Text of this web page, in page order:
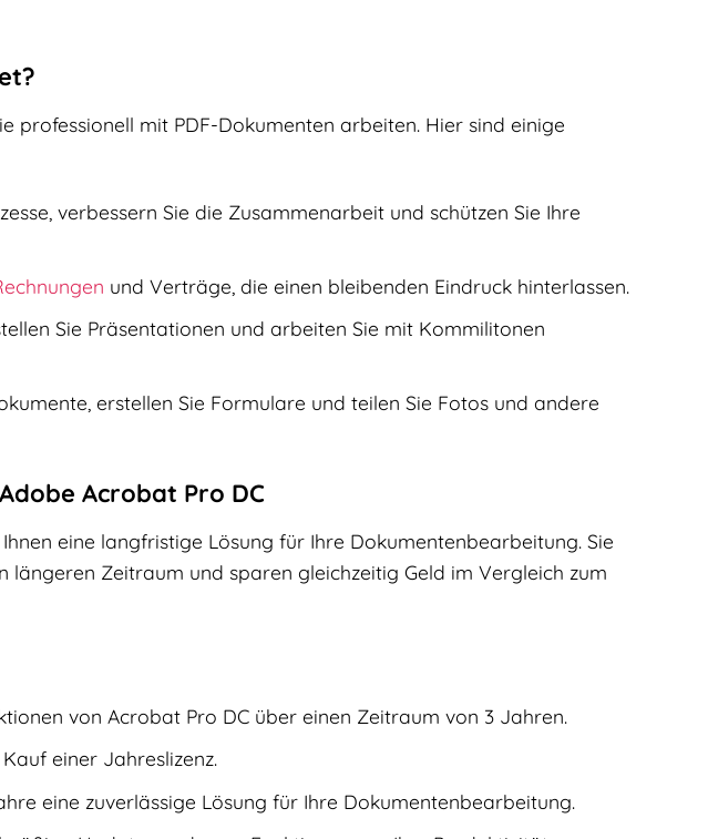
professionell mit PDF-Dokumenten arbeiten. Hier sind einige
verbessern Sie die Zusammenarbeit und schützen Sie Ihre
und Verträge, die einen bleibenden Eindruck hinterlassen.
Sie Präsentationen und arbeiten Sie mit Kommilitonen
erstellen Sie Formulare und teilen Sie Fotos und andere
Acrobat Pro DC
eine langfristige Lösung für Ihre Dokumentenbearbeitung. Sie
Zeitraum und sparen gleichzeitig Geld im Vergleich zum
von Acrobat Pro DC über einen Zeitraum von 3 Jahren.
einer Jahreslizenz.
eine zuverlässige Lösung für Ihre Dokumentenbearbeitung.